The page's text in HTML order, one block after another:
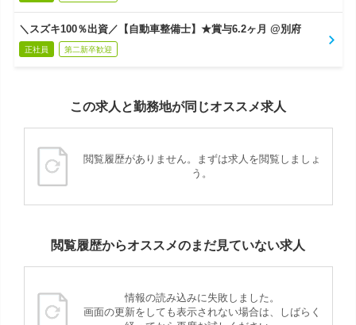
＼スズキ100％出資／【自動車整備士】★賞与6.2ヶ月 @別府
正社員 第二新卒歓迎
この求人と勤務地が同じオススメ求人
閲覧履歴がありません。まずは求人を閲覧しましょ
う。
閲覧履歴からオススメのまだ見ていない求人
情報の読み込みに失敗しました。
画面の更新をしても表示されない場合は、しばらく